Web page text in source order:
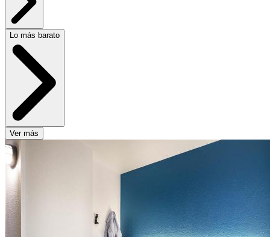
Lo más barato
Ver más